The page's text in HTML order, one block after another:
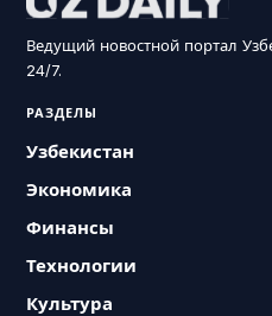
Ведущий новостной портал
24/7.
РАЗДЕЛЫ
Узбекистан
Экономика
Финансы
Технологии
Культура